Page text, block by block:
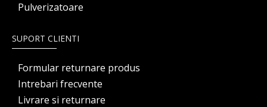
Pulverizatoare
SUPORT CLIENTI
Formular returnare produs
Intrebari frecvente
Livrare si returnare